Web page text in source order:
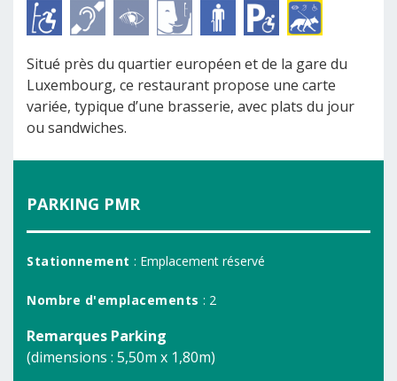
Situé près du quartier européen et de la gare du
Luxembourg, ce restaurant propose une carte
variée, typique d’une brasserie, avec plats du jour
ou sandwiches.
PARKING PMR
Stationnement : Emplacement réservé
Nombre d'emplacements : 2
Remarques Parking
(dimensions : 5,50m x 1,80m)